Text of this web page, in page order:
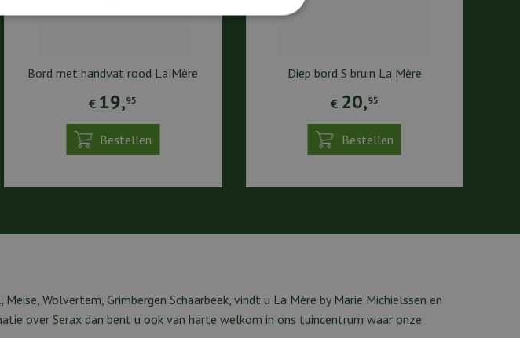
Bord met handvat rood La Mère
€ 19,95
Bestellen
Diep bord S bruin La Mère
€ 20,95
Bestellen
Wolvertem, Grimbergen Schaarbeek, vindt u La Mère by Marie Michielssen en
over Serax dan bent u ook van harte welkom in ons tuincentrum waar onze